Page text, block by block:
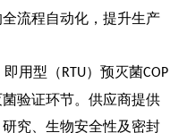
流程自动化，提升生产
用型（ RTU）预灭菌COP
验证环节。供应商提供
研究、生物安全性及密封